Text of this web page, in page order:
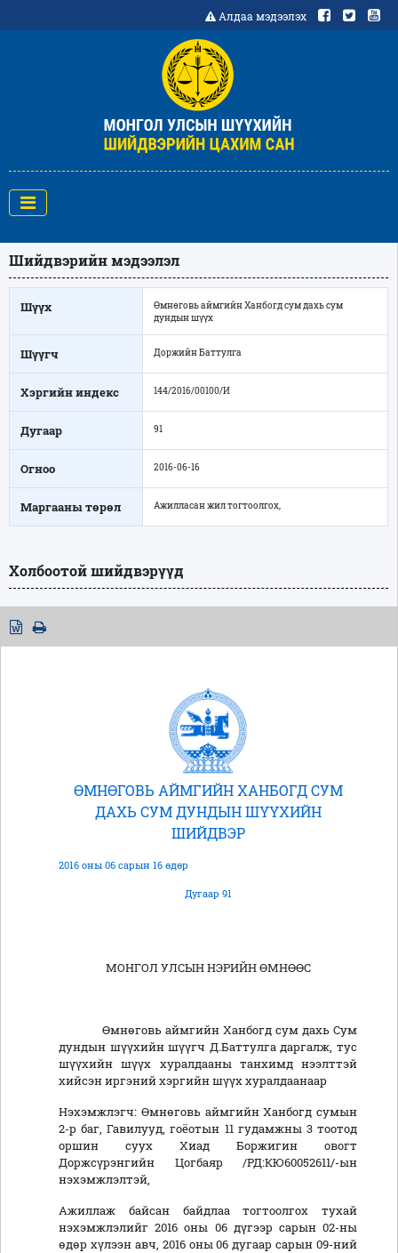
Алдаа мэдээлэх
Шийдвэрийн мэдээлэл
Шүүх
Өмнөговь аймгийн Ханбогд сум дахь сум
дундын шүүх
Шүүгч Доржийн Баттулга
Хэргийн индекс 144/2016/00100/И
Дугаар 91
Огноо 2016-06-16
Маргааны төрөл Ажилласан жил тогтоолгох,
Холбоотой шийдвэрүүд
ӨМНӨГОВЬ АЙМГИЙН ХАНБОГД СУМ
ДАХЬ СУМ ДУНДЫН ШҮҮХИЙН
ШИЙДВЭР
2016 оны 06 сарын 16 өдөр
Дугаар 91
МОНГОЛ УЛСЫН НЭРИЙН ӨМНӨӨС
Өмнөговь аймгийн Ханбогд сум дахь Сум
дундын шүүхийн шүүгч Д.Баттулга даргалж, тус
шүүхийн шүүх хуралдааны танхимд нээлттэй
хийсэн иргэний хэргийн шүүх хуралдаанаар
Нэхэмжлэгч: Өмнөговь аймгийн Ханбогд сумын
2-р баг, Гавилууд, гоёотын 11 гудамжны 3 тоотод
оршин суух Хиад Боржигин овогт
Доржсүрэнгийн Цогбаяр /РД:КЮ60052611/-ын
нэхэмжлэлтэй,
Ажиллаж байсан байдлаа тогтоолгох тухай
нэхэмжлэлийг 2016 оны 06 дүгээр сарын 02-ны
өдөр хүлээн авч, 2016 оны 06 дугаар сарын 09-ний